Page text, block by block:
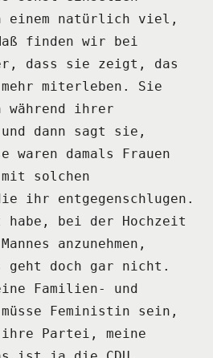
einem natürlich viel,
finden wir bei
dass
sie zeigt, das
miterleben.
Sie
ihrer
dann sagt sie,
waren damals Frauen
solchen
ihr entgegenschlugen.
habe, bei der Hochzeit
anzunehmen,
geht doch gar nicht.
Familien- und
Feministin sein,
ihre Partei, meine